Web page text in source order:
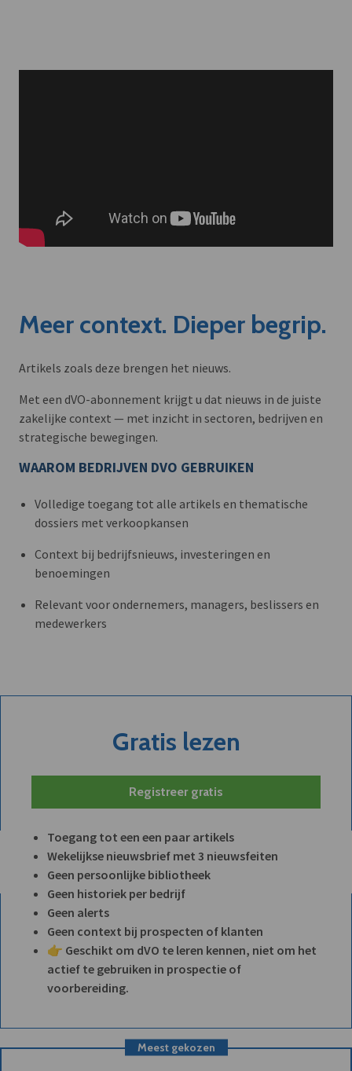
Meer context. Dieper begrip.
Artikels zoals deze brengen het nieuws.
Met een dVO-abonnement krijgt u dat nieuws in de juiste
zakelijke context — met inzicht in sectoren, bedrijven en
strategische bewegingen.
WAAROM BEDRIJVEN DVO GEBRUIKEN
Volledige toegang tot alle artikels en thematische
dossiers met verkoopkansen
Context bij bedrijfsnieuws, investeringen en
benoemingen
Relevant voor ondernemers, managers, beslissers en
medewerkers
Gratis lezen
Registreer gratis
Toegang tot een een paar artikels
Wekelijkse nieuwsbrief met 3 nieuwsfeiten
Geen persoonlijke bibliotheek
Geen historiek per bedrijf
Geen alerts
Geen context bij prospecten of klanten
👉 Geschikt om dVO te leren kennen, niet om het
actief te gebruiken in prospectie of
voorbereiding.
Meest gekozen